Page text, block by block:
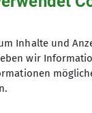
Inhalte und
wir